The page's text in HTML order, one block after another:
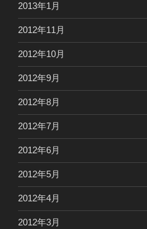
2013年1月
2012年11月
2012年10月
2012年9月
2012年8月
2012年7月
2012年6月
2012年5月
2012年4月
2012年3月